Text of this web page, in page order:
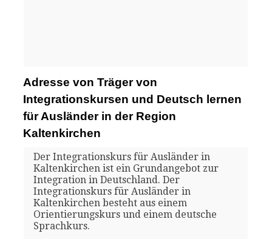
Adresse von Träger von
Integrationskursen und Deutsch lernen
für Ausländer in der Region
Kaltenkirchen
Der Integrationskurs für Ausländer in
Kaltenkirchen ist ein Grundangebot zur
Integration in Deutschland. Der
Integrationskurs für Ausländer in
Kaltenkirchen besteht aus einem
Orientierungskurs und einem deutsche
Sprachkurs.